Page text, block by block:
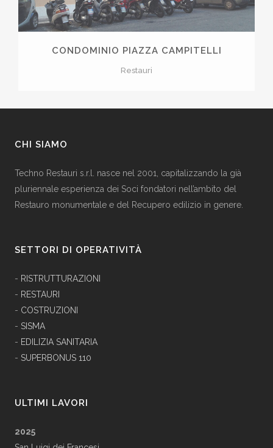
CONDOMINIO PIAZZA CAMPITELLI
Restauri
CHI SIAMO
Techno Restauri s.r.l. nasce nel 2001, capitalizzando la già
pluriennale esperienza dei Soci fondatori nell’ambito del
Restauro monumentale e del Recupero edilizio in genere.
SETTORI DI OPERATIVITÀ
- RISTRUTTURAZIONI
- RESTAURI
- COSTRUZIONI
- SISMA
- EDILIZIA SANITARIA
- SUPERBONUS 110
ULTIMI LAVORI
2025